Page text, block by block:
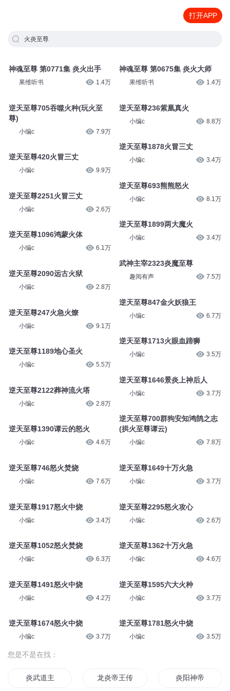
打开APP
火炎至尊
神魂至尊 第0771集 炎火出手
果维听书 1.4万
逆天至尊705吞噬火种(玩火至
尊)
小编c 7.9万
逆天至尊420火冒三丈
小编c 9.9万
逆天至尊2251火冒三丈
小编c 2.6万
逆天至尊1096鸿蒙火体
小编c 6.1万
逆天至尊2090远古火狱
小编c 2.8万
逆天至尊247火急火燎
小编c 9.1万
逆天至尊1189地心圣火
小编c 5.5万
逆天至尊2122葬神流火塔
小编c 2.8万
逆天至尊1390谭云的怒火
小编c 4.6万
逆天至尊746怒火焚烧
小编c 7.6万
逆天至尊1917怒火中烧
小编c 3.4万
逆天至尊1052怒火焚烧
小编c 6.3万
逆天至尊1491怒火中烧
小编c 4.2万
逆天至尊1674怒火中烧
小编c 3.7万
神魂至尊 第0675集 炎火大师
果维听书 1.4万
逆天至尊236紫凰真火
小编c 8.8万
逆天至尊1878火冒三丈
小编c 3.4万
逆天至尊693熊熊怒火
小编c 8.1万
逆天至尊1899两大魔火
小编c 3.4万
武神主宰2323炎魔至尊
趣阅有声 7.5万
逆天至尊847金火妖狼王
小编c 6.7万
逆天至尊1713火眼血蹄狮
小编c 3.5万
逆天至尊1646景炎上神后人
小编c 3.7万
逆天至尊700群狗安知鸿鹄之志
(拱火至尊谭云)
小编c 7.8万
逆天至尊1649十万火急
小编c 3.7万
逆天至尊2295怒火攻心
小编c 2.6万
逆天至尊1362十万火急
小编c 4.6万
逆天至尊1595六大火种
小编c 3.7万
逆天至尊1781怒火中烧
小编c 3.5万
您是不是在找：
炎武道主 龙炎帝王传 炎阳神帝